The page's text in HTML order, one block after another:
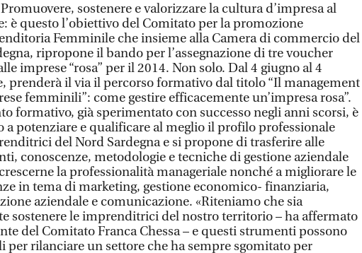
Promuovere, sostenere e valorizzare la cultura d’impresa al
è questo l’obiettivo del Comitato per la promozione
Femminile che insieme alla Camera di commercio del
ripropone il bando per l’assegnazione di tre voucher
imprese “rosa” per il 2014. Non solo. Dal 4 giugno al 4
prenderà il via il percorso formativo dal titolo “Il management
femminili”: come gestire efficacemente un’impresa rosa”.
formativo, già sperimentato con successo negli anni scorsi, è
a potenziare e qualificare al meglio il profilo professionale
del Nord Sardegna e si propone di trasferire alle
conoscenze, metodologie e tecniche di gestione aziendale
la professionalità manageriale nonché a migliorare le
in tema di marketing, gestione economico- finanziaria,
aziendale e comunicazione. «Riteniamo che sia
sostenere le imprenditrici del nostro territorio – ha affermato
del Comitato Franca Chessa – e questi strumenti possono
per rilanciare un settore che ha sempre sgomitato per